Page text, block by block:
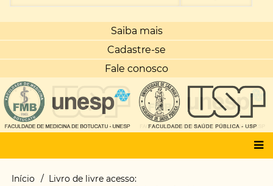
de
usuário
Saiba mais
Cadastre-se
Fale conosco
Main
Trilha
Início
Livro de livre acesso: